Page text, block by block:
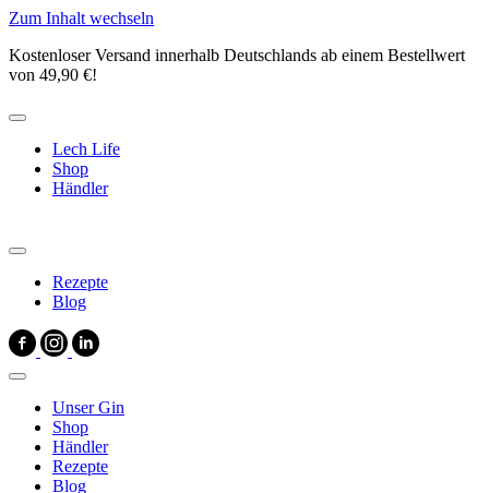
Zum Inhalt wechseln
Kostenloser Versand innerhalb Deutschlands ab einem Bestellwert
von 49,90 €!
Lech Life
Shop
Händler
Rezepte
Blog
Unser Gin
Shop
Händler
Rezepte
Blog